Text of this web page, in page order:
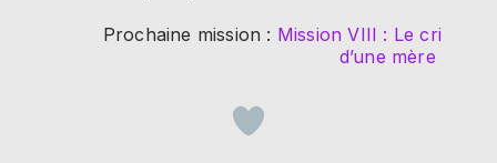
Prochaine mission : Mission VIII : Le cri
d’une mère